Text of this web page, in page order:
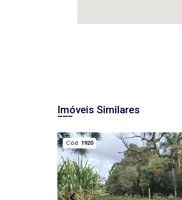
Imóveis Similares
Cód. 1920